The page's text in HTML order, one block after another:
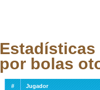
por bolas
#
Jugador